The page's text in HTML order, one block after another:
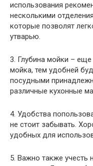
использования
несколькими
которые позволят
утварью.
3. Глубина мойки –
мойка, тем удобней
посудными
различные кухонные
4. Удобства
не стоит забывать.
удобных для
5. Важно также учесть